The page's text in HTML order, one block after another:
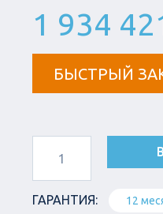
1 934
БЫСТРЫЙ
ГАРАНТИЯ: 12